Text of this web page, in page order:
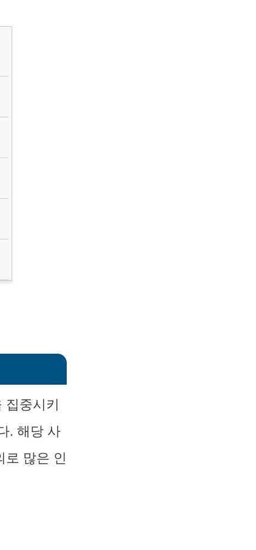
집중시키
. 해당 사
로 많은 인